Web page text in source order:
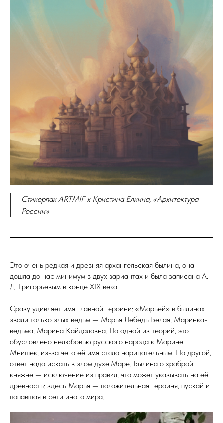
Стикерпак ARTMIF x Кристина Елкина, «Архитектура
России»
Это очень редкая и древняя архангельская былина, она
дошла до нас минимум в двух вариантах и была записана А.
Д. Григорьевым в конце XIX века.
Сразу удивляет имя главной героини: «Марьей» в былинах
звали только злых ведьм — Марья Лебедь Белая, Маринка-
ведьма, Марина Кайдаловна. По одной из теорий, это
обусловлено нелюбовью русского народа к Марине
Мнишек, из-за чего её имя стало нарицательным. По другой,
ответ надо искать в злом духе Маре. Былина о храброй
княжне — исключение из правил, что может указывать на её
древность: здесь Марья — положительная героиня, пускай и
попавшая в сети иного мира.